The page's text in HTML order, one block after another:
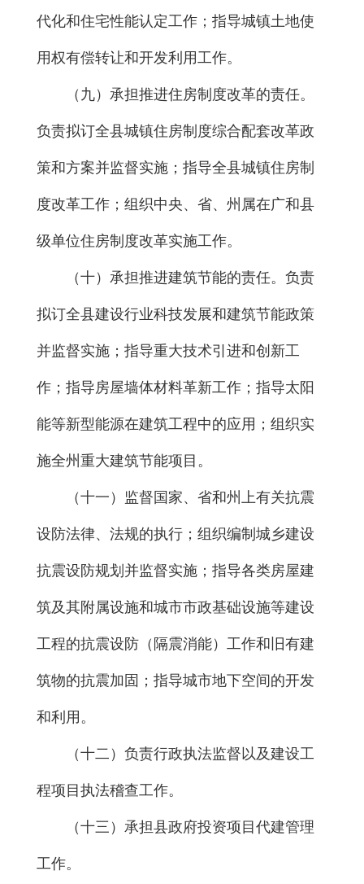
代化和住宅性能认定工作；指导城镇土地使
用权有偿转让和开发利用工作。
（九）承担推进住房制度改革的责任。
负责拟订全县城镇住房制度综合配套改革政
策和方案并监督实施；指导全县城镇住房制
度改革工作；组织中央、省、州属在广和县
级单位住房制度改革实施工作。
（十）承担推进建筑节能的责任。负责
拟订全县建设行业科技发展和建筑节能政策
并监督实施；指导重大技术引进和创新工
作；指导房屋墙体材料革新工作；指导太阳
能等新型能源在建筑工程中的应用；组织实
施全州重大建筑节能项目。
（十一）监督国家、省和州上有关抗震
设防法律、法规的执行；组织编制城乡建设
抗震设防规划并监督实施；指导各类房屋建
筑及其附属设施和城市市政基础设施等建设
工程的抗震设防（隔震消能）工作和旧有建
筑物的抗震加固；指导城市地下空间的开发
和利用。
（十二）负责行政执法监督以及建设工
程项目执法稽查工作。
（十三）承担县政府投资项目代建管理
工作。